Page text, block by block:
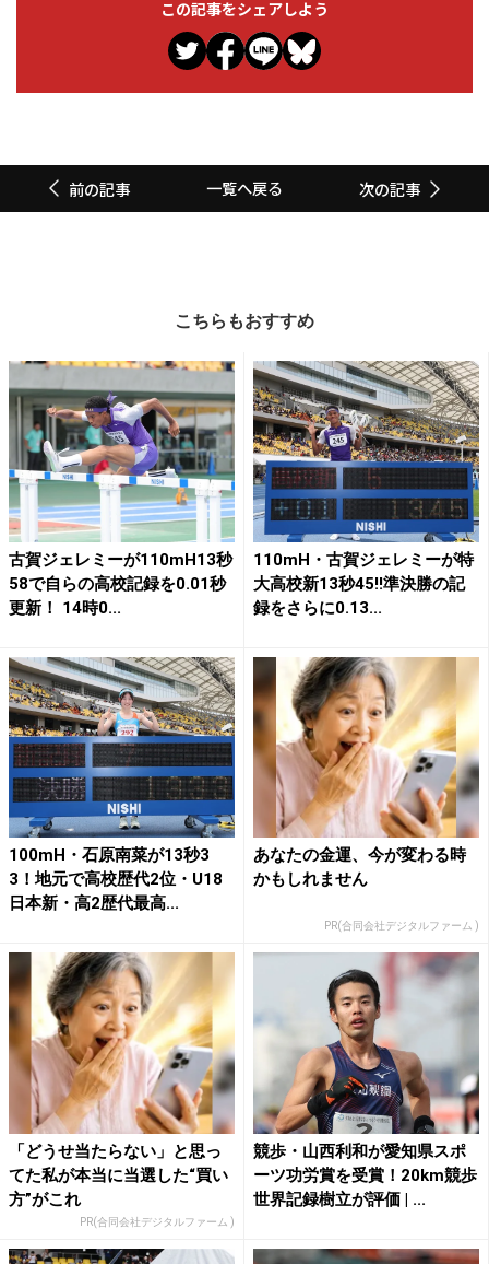
この記事をシェアしよう
前の記事 一覧へ戻る 次の記事
こちらもおすすめ
古賀ジェレミーが110mH13秒
58で自らの高校記録を0.01秒
更新！ 14時0...
110mH・古賀ジェレミーが特
大高校新13秒45!!準決勝の記
録をさらに0.13...
100mH・石原南菜が13秒3
3！地元で高校歴代2位・U18
日本新・高2歴代最高...
あなたの金運、今が変わる時
かもしれません
PR(合同会社デジタルファーム )
「どうせ当たらない」と思っ
てた私が本当に当選した“買い
方”がこれ
PR(合同会社デジタルファーム )
競歩・山西利和が愛知県スポ
ーツ功労賞を受賞！20km競歩
世界記録樹立が評価 | ...